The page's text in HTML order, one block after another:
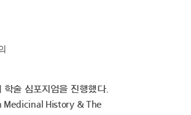
술 심포지엄을 진행했다.
Medicinal History & The